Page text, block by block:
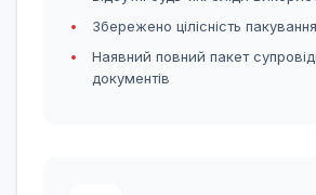
Збережено цілісність
Наявний повний пакет
документів